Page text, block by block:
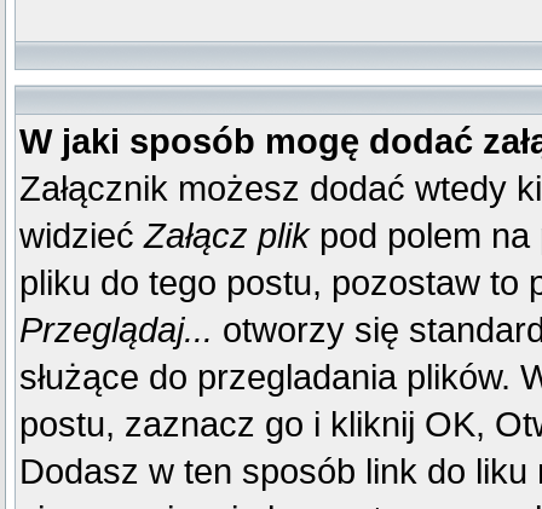
W jaki sposób mogę dodać
Załącznik możesz dodać wtedy
widziećZałącz plikpod polem na
pliku do tego postu, pozostaw to
Przeglądaj... otworzy się
służące do przegladania plików.
postu, zaznacz go i kliknij OK,
Dodasz w ten sposób link do